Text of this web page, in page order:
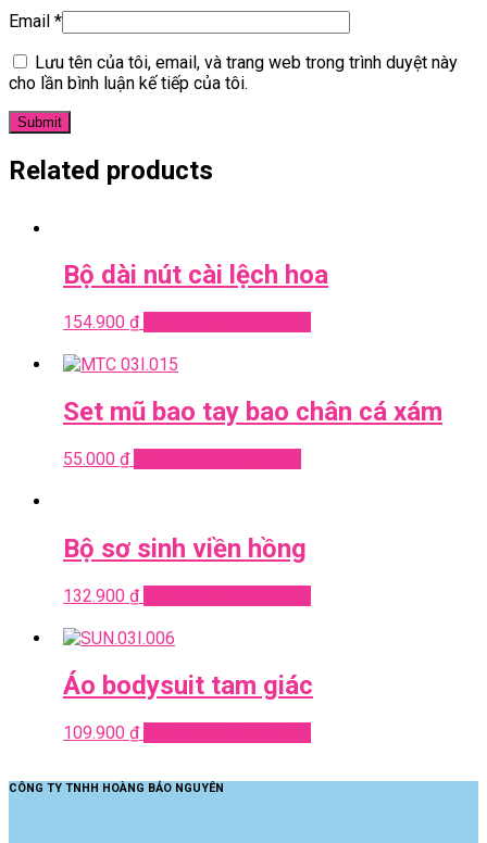
Email *
Lưu tên của tôi, email, và trang web trong trình duyệt này
cho lần bình luận kế tiếp của tôi.
Related products
Bộ dài nút cài lệch hoa
154.900 ₫
Set mũ bao tay bao chân cá xám
55.000 ₫
Bộ sơ sinh viền hồng
132.900 ₫
Áo bodysuit tam giác
109.900 ₫
CÔNG TY TNHH HOÀNG BẢO NGUYÊN